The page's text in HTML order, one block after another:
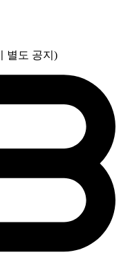
별도 공지)